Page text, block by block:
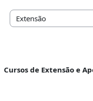
Categorias de Cursos
Cursos de Extensão e